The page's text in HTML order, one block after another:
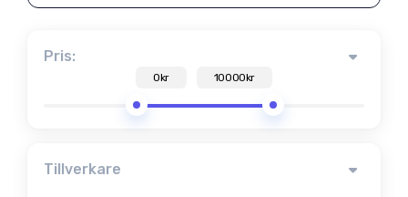
Pris:
0kr 10000kr
Tillverkare